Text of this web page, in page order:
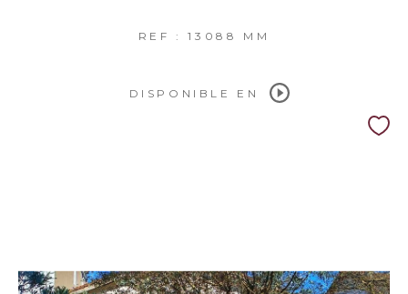
REF : 13088 MM
DISPONIBLE EN